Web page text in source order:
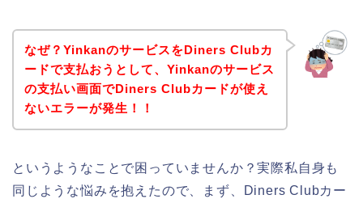
なぜ？YinkanのサービスをDiners Clubカ
ードで支払おうとして、Yinkanのサービス
の支払い画面でDiners Clubカードが使え
ないエラーが発生！！
というようなことで困っていませんか？実際私自身も
同じような悩みを抱えたので、まず、Diners Clubカー